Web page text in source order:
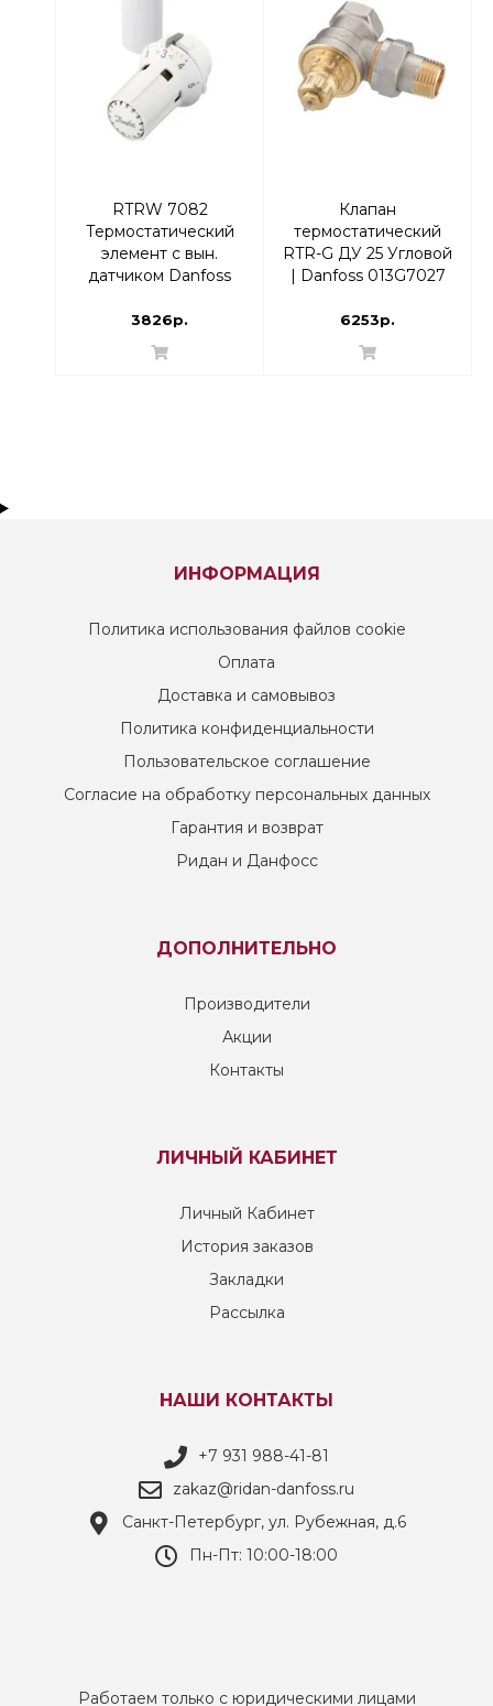
RTRW 7082
Термостатический
элемент с вын.
датчиком Danfoss
термоголовка
3826р.
Клапан
термостатический
RTR-G ДУ 25 Угловой
| Danfoss 013G7027
6253р.
ИНФОРМАЦИЯ
Политика использования файлов cookie
Оплата
Доставка и самовывоз
Политика конфиденциальности
Пользовательское соглашение
Согласие на обработку персональных данных
Гарантия и возврат
Ридан и Данфосс
ДОПОЛНИТЕЛЬНО
Производители
Акции
Контакты
ЛИЧНЫЙ КАБИНЕТ
Личный Кабинет
История заказов
Закладки
Рассылка
НАШИ КОНТАКТЫ
+7 931 988-41-81
zakaz@ridan-danfoss.ru
Санкт-Петербург, ул. Рубежная, д.6
Пн-Пт: 10:00-18:00
Работаем только с юридическими лицами